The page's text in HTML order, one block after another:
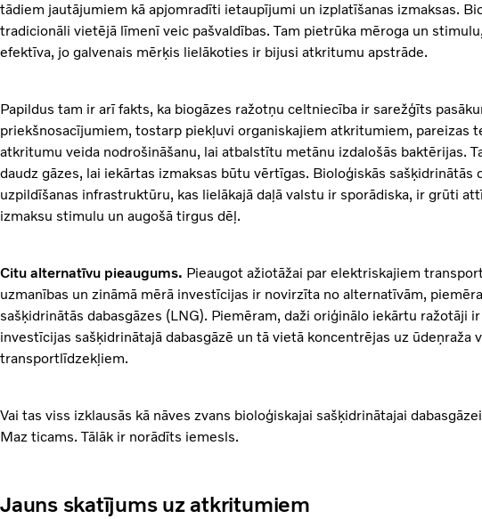
tādiem jautājumiem kā apjomradīti ietaupījumi un izplatīšanas izmaksas.
tradicionāli vietējā līmenī veic pašvaldības. Tam pietrūka mēroga un
efektīva, jo galvenais mērķis lielākoties ir bijusi atkritumu apstrāde.
Papildus tam ir arī fakts, ka biogāzes ražotņu celtniecība ir sarežģīts
priekšnosacījumiem, tostarp piekļuvi organiskajiem atkritumiem, pareizas
atkritumu veida nodrošināšanu, lai atbalstītu metānu izdalošās baktērijas.
daudz gāzes, lai iekārtas izmaksas būtu vērtīgas. Bioloģiskās sašķidrinātās
uzpildīšanas infrastruktūru, kas lielākajā daļā valstu ir sporādiska, ir grūti
izmaksu stimulu un augošā tirgus dēļ.
Citu alternatīvu pieaugums. Pieaugot ažiotāžai par elektriskajiem
uzmanības un zināmā mērā investīcijas ir novirzīta no alternatīvām,
sašķidrinātās dabasgāzes (LNG). Piemēram, daži oriģinālo iekārtu ražotāji
investīcijas sašķidrinātajā dabasgāzē un tā vietā koncentrējas uz ūdeņraža
transportlīdzekļiem.
Vai tas viss izklausās kā nāves zvans bioloģiskajai sašķidrinātajai
Maz ticams. Tālāk ir norādīts iemesls.
Jauns skatījums uz atkritumiem